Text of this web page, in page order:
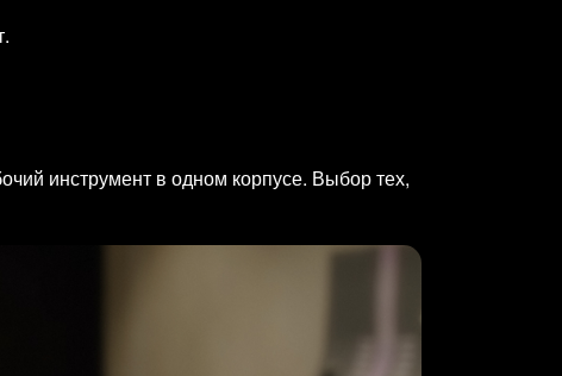
инструмент в одном корпусе. Выбор тех,